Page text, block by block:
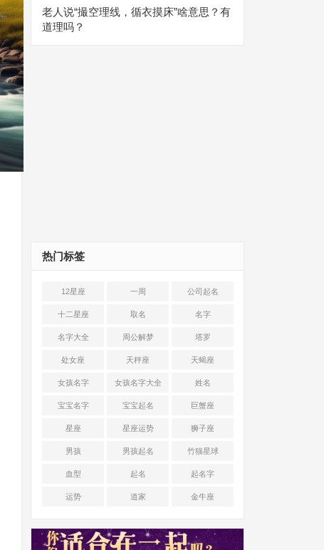
老人说“撮空理线，循衣摸床”啥意思？有
道理吗？
热门标签
12星座 一周 公司起名
十二星座 取名 名字
名字大全 周公解梦 塔罗
处女座 天秤座 天蝎座
女孩名字 女孩名字大全 姓名
宝宝名字 宝宝起名 巨蟹座
星座 星座运势 狮子座
男孩 男孩起名 竹猫星球
血型 起名 起名字
运势 道家 金牛座